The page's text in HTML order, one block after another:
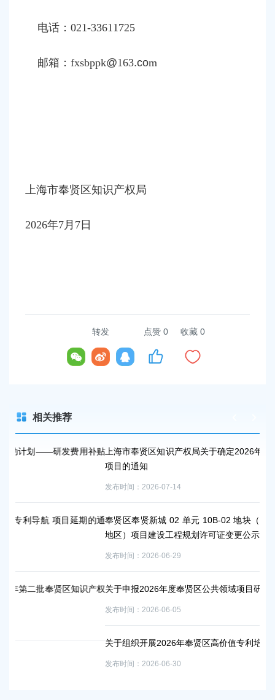
电话： 021-33611725
邮箱： fxsbppk@163.com
上海市奉贤区知识产权局
2026年7月 7 日
转发 点赞 0 收藏 0
相关推荐
费用补贴
延期的通
知识产权
上海市奉贤区知识产权局关于确定2026年度奉贤区知识产权
发布时间：2026-07-14
奉贤区奉贤新城 02 单元 10B-02 地块（“城中村”改造项目-
地区）项目建设工程规划许可证变更公示
发布时间：2026-06-29
关于申报2026年度奉贤区公共领域项目研究课题的通知
发布时间：2026-06-05
关于组织开展2026年奉贤区高价值专利培育项目申报工作的
发布时间：2026-06-30